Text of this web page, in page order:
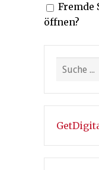
Fremde
öffnen?